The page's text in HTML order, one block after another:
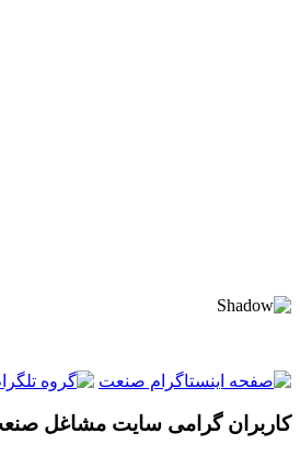
کاربران گرامی سایت مشاغل